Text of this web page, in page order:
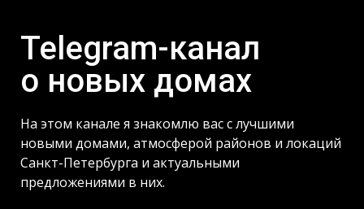
Telegram-канал
о новых домах
На этом канале я знакомлю вас с лучшими
новыми домами, атмосферой районов и локаций
Санкт-Петербурга и актуальными
предложениями в них.